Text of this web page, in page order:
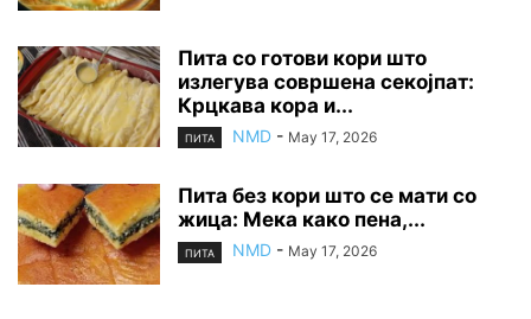
Пита со готови кори што
излегува совршена секојпат:
Крцкава кора и...
ПИТА NMD - May 17, 2026
Пита без кори што се мати со
жица: Мека како пена,...
ПИТА NMD - May 17, 2026